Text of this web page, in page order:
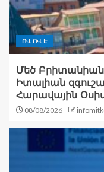
ՈՎ ՈՎ Է
Մեծ
Իտալիան
Հարավային
08/08/2026